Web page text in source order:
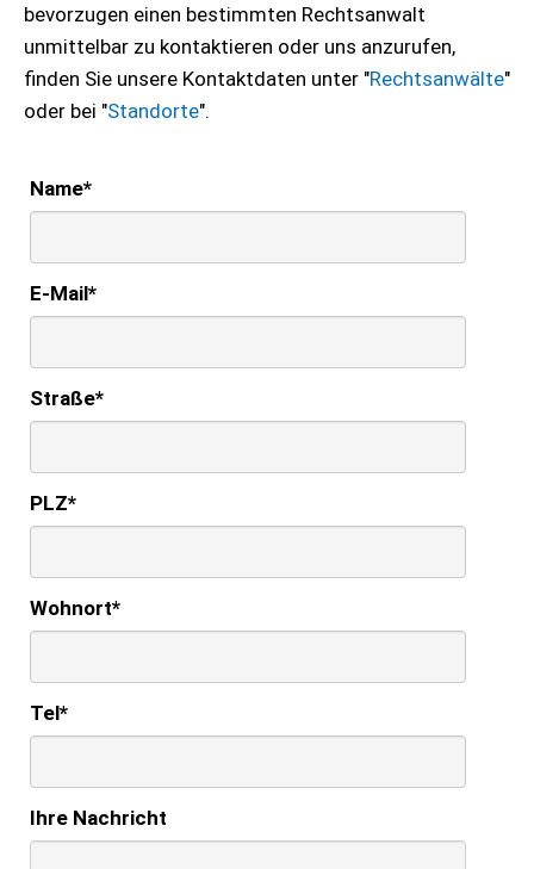
bevorzugen einen bestimmten Rechtsanwalt
unmittelbar zu kontaktieren oder uns anzurufen,
finden Sie unsere Kontaktdaten unter "Rechtsanwälte"
oder bei "Standorte".
Name*
E-Mail*
Straße*
PLZ*
Wohnort*
Tel*
Ihre Nachricht